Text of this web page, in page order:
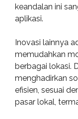
keandalan ini
aplikasi.
Inovasi lainnya
memudahkan
berbagai lokasi.
menghadirkan
efisien, sesuai
pasar lokal,